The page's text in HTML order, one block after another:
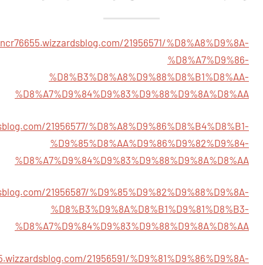
21956571/%D8%A8%D9%8A-
%D8%A7%D9%86-
%D8%B3%D8%A8%D9%88%D8%B1%D8%AA-
%D8%A7%D9%84%D9%83%D9%88%D9%8A%D8%AA
21956577/%D8%A8%D9%86%D8%B4%D8%B1-
%D9%85%D8%AA%D9%86%D9%82%D9%84-
%D8%A7%D9%84%D9%83%D9%88%D9%8A%D8%AA
21956587/%D9%85%D9%82%D9%88%D9%8A-
%D8%B3%D9%8A%D8%B1%D9%81%D8%B3-
%D8%A7%D9%84%D9%83%D9%88%D9%8A%D8%AA
21956591/%D9%81%D9%86%D9%8A-